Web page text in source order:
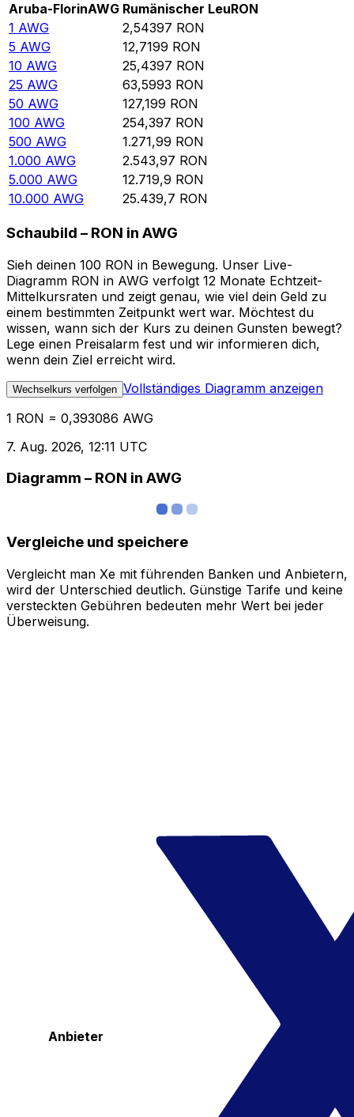
Aruba-FlorinAWG Rumänischer LeuRON
1 AWG 2,54397 RON
5 AWG 12,7199 RON
10 AWG 25,4397 RON
25 AWG 63,5993 RON
50 AWG 127,199 RON
100 AWG 254,397 RON
500 AWG 1.271,99 RON
1.000 AWG 2.543,97 RON
5.000 AWG 12.719,9 RON
10.000 AWG 25.439,7 RON
Schaubild – RON in AWG
Sieh deinen 100 RON in Bewegung. Unser Live-
Diagramm RON in AWG verfolgt 12 Monate Echtzeit-
Mittelkursraten und zeigt genau, wie viel dein Geld zu
einem bestimmten Zeitpunkt wert war. Möchtest du
wissen, wann sich der Kurs zu deinen Gunsten bewegt?
Lege einen Preisalarm fest und wir informieren dich,
wenn dein Ziel erreicht wird.
Wechselkurs verfolgen Vollständiges Diagramm anzeigen
1 RON = 0,393086 AWG
7. Aug. 2026, 12:11 UTC
Diagramm – RON in AWG
Vergleiche und speichere
Vergleicht man Xe mit führenden Banken und Anbietern,
wird der Unterschied deutlich. Günstige Tarife und keine
versteckten Gebühren bedeuten mehr Wert bei jeder
Überweisung.
Anbieter